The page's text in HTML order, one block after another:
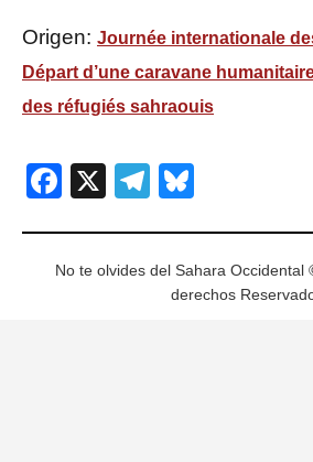
Origen: Journée internationale
Départ d’une caravane
des réfugiés sahraouis
Facebook
X Telegram
No te olvides del Sahara Occidental
derechos